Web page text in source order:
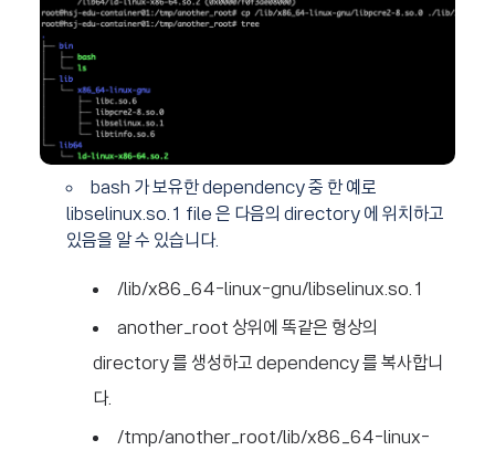
bash 가 보유한 dependency 중 한 예로
libselinux.so.1 file 은 다음의 directory 에 위치하고
있음을 알 수 있습니다.
/lib/x86_64-linux-gnu/libselinux.so.1
another_root 상위에 똑같은 형상의
directory 를 생성하고 dependency 를 복사합니
다.
/tmp/another_root/lib/x86_64-linux-